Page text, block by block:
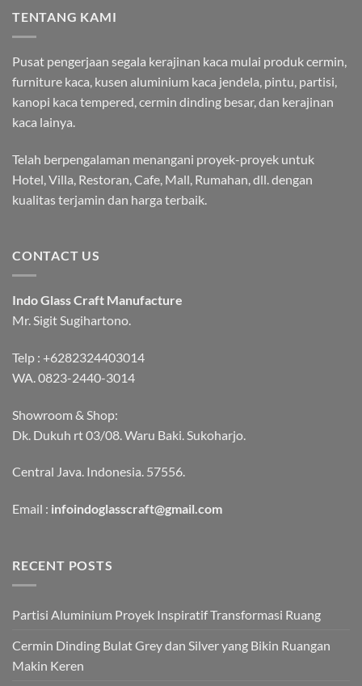
TENTANG KAMI
Pusat pengerjaan segala kerajinan kaca mulai produk cermin,
furniture kaca, kusen aluminium kaca jendela, pintu, partisi,
kanopi kaca tempered, cermin dinding besar, dan kerajinan
kaca lainya.
Telah berpengalaman menangani proyek-proyek untuk
Hotel, Villa, Restoran, Cafe, Mall, Rumahan, dll. dengan
kualitas terjamin dan harga terbaik.
CONTACT US
Indo Glass Craft Manufacture
Mr. Sigit Sugihartono.
Telp : +6282324403014
WA. 0823-2440-3014
Showroom & Shop:
Dk. Dukuh rt 03/08. Waru Baki. Sukoharjo.
Central Java. Indonesia. 57556.
Email : infoindoglasscraft@gmail.com
RECENT POSTS
Partisi Aluminium Proyek Inspiratif Transformasi Ruang
Cermin Dinding Bulat Grey dan Silver yang Bikin Ruangan
Makin Keren